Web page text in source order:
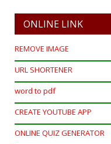
ONLINE LINK
REMOVE IMAGE
URL SHORTENER
word to pdf
CREATE YOUTUBE APP
ONLINE QUIZ GENERATOR